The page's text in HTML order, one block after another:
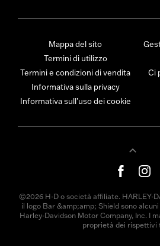
Mappa del sito
Termini di utilizzo
Termini e condizioni di vendita
Informativa sulla privacy
Informativa sull’uso dei cookie
Ci
©2026 H-D o società affiliate. HARLEY-
il logo Bar &amp;amp; Shield sono
Harley-Davidson Motor Company, Inc. I
proprietà dei rispettivi